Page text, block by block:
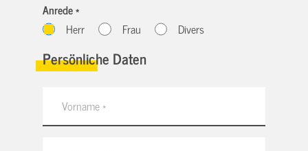
Anrede *
Herr
Frau Divers
Persönliche Daten